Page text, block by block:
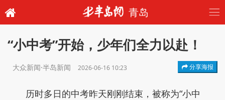
青岛
“小中考”开始，少年们全力以赴！
大众新闻·半岛新闻 2026-06-16 10:23 分享海报
历时多日的中考昨天刚刚结束，被称为“小中